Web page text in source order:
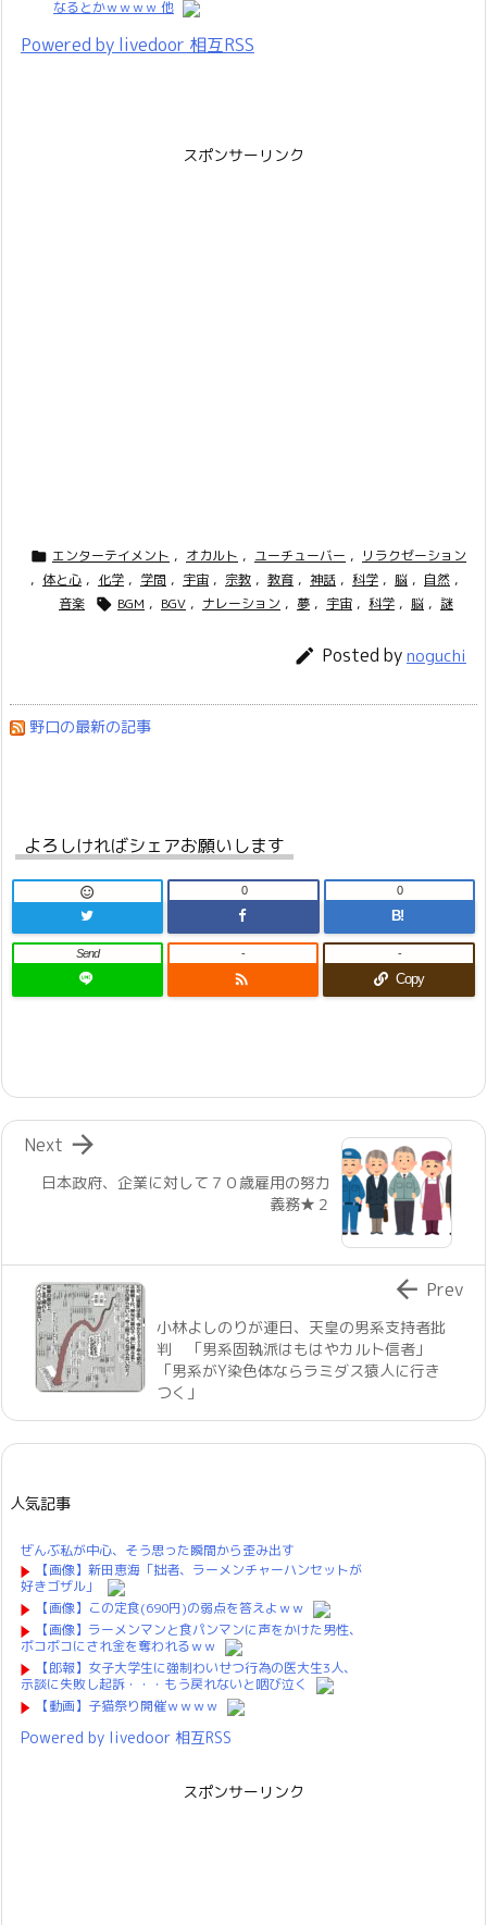
なるとかｗｗｗｗ 他
Powered by livedoor 相互RSS
スポンサーリンク
 エンターテイメント , オカルト , ユーチューバー , リラクゼーション
, 体と心 , 化学 , 学問 , 宇宙 , 宗教 , 教育 , 神話 , 科学 , 脳 , 自然 ,
音楽
 BGM , BGV , ナレーション , 夢 , 宇宙 , 科学 , 脳 , 謎
 Posted bynoguchi
野口の最新の記事
よろしければシェアお願いします
 0
B!
0
Send

-
Copy
-
日本政府、企業に対して７０歳雇用の努力
義務★２

Next
小林よしのりが連日、天皇の男系支持者批
判 「男系固執派はもはやカルト信者」
「男系がY染色体ならラミダス猿人に行き
つく」
 Prev
人気記事
ぜんぶ私が中心、そう思った瞬間から歪み出す
【画像】新田恵海「拙者、ラーメンチャーハンセットが
好きゴザル」
【画像】この定食(690円)の弱点を答えよｗｗ
【画像】ラーメンマンと食パンマンに声をかけた男性、
ボコボコにされ金を奪われるｗｗ
【郎報】女子大学生に強制わいせつ行為の医大生3人、
示談に失敗し起訴・・・もう戻れないと咽び泣く
【動画】子猫祭り開催ｗｗｗｗ
Powered by livedoor 相互RSS
スポンサーリンク